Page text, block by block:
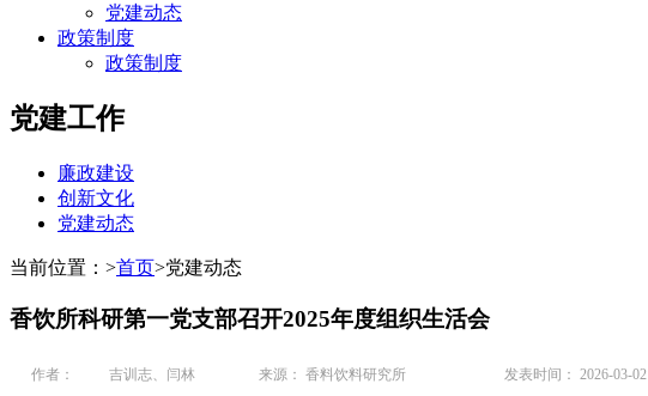
党建动态
政策制度
政策制度
党建工作
廉政建设
创新文化
党建动态
当前位置： >首页>党建动态
香饮所科研第一党支部召开2025年度组织生活会
作者： 吉训志、闫林 来源： 香料饮料研究所 发表时间： 2026-03-02